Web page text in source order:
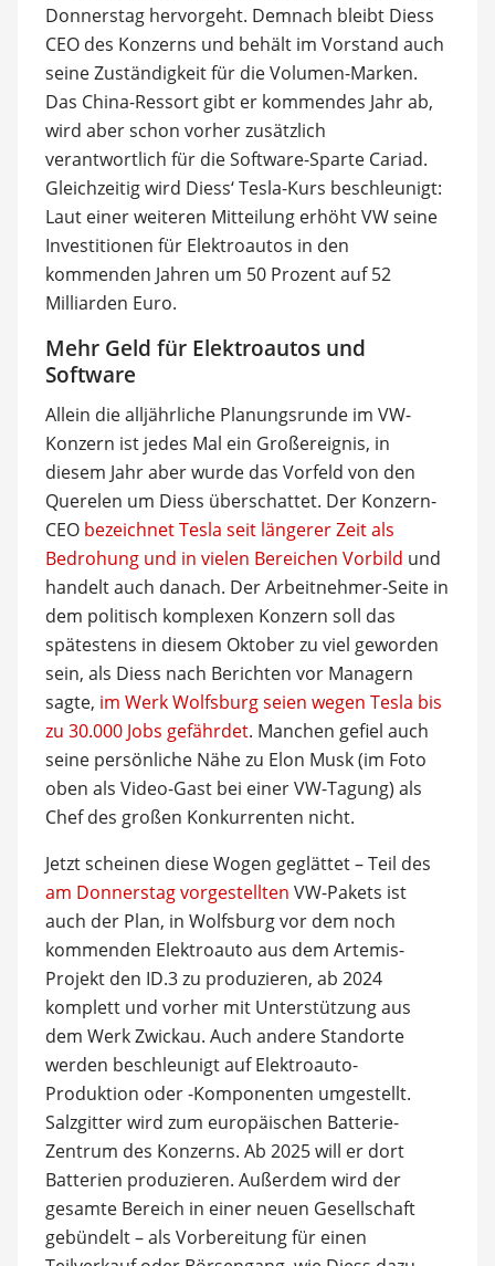
Donnerstag hervorgeht. Demnach bleibt Diess
CEO des Konzerns und behält im Vorstand auch
seine Zuständigkeit für die Volumen-Marken.
Das China-Ressort gibt er kommendes Jahr ab,
wird aber schon vorher zusätzlich
verantwortlich für die Software-Sparte Cariad.
Gleichzeitig wird Diess‘ Tesla-Kurs beschleunigt:
Laut einer weiteren Mitteilung erhöht VW seine
Investitionen für Elektroautos in den
kommenden Jahren um 50 Prozent auf 52
Milliarden Euro.
Mehr Geld für Elektroautos und
Software
Allein die alljährliche Planungsrunde im VW-
Konzern ist jedes Mal ein Großereignis, in
diesem Jahr aber wurde das Vorfeld von den
Querelen um Diess überschattet. Der Konzern-
CEO bezeichnet Tesla seit längerer Zeit als
Bedrohung und in vielen Bereichen Vorbild und
handelt auch danach. Der Arbeitnehmer-Seite in
dem politisch komplexen Konzern soll das
spätestens in diesem Oktober zu viel geworden
sein, als Diess nach Berichten vor Managern
sagte, im Werk Wolfsburg seien wegen Tesla bis
zu 30.000 Jobs gefährdet. Manchen gefiel auch
seine persönliche Nähe zu Elon Musk (im Foto
oben als Video-Gast bei einer VW-Tagung) als
Chef des großen Konkurrenten nicht.
Jetzt scheinen diese Wogen geglättet – Teil des
am Donnerstag vorgestellten VW-Pakets ist
auch der Plan, in Wolfsburg vor dem noch
kommenden Elektroauto aus dem Artemis-
Projekt den ID.3 zu produzieren, ab 2024
komplett und vorher mit Unterstützung aus
dem Werk Zwickau. Auch andere Standorte
werden beschleunigt auf Elektroauto-
Produktion oder -Komponenten umgestellt.
Salzgitter wird zum europäischen Batterie-
Zentrum des Konzerns. Ab 2025 will er dort
Batterien produzieren. Außerdem wird der
gesamte Bereich in einer neuen Gesellschaft
gebündelt – als Vorbereitung für einen